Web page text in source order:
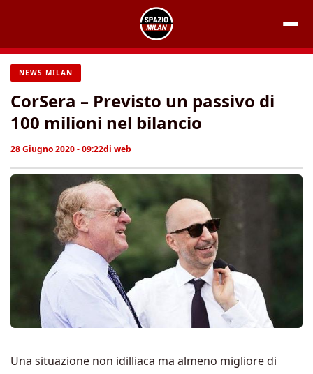
contenuto
NEWS MILAN
CorSera – Previsto un passivo di
100 milioni nel bilancio
28 Giugno 2020 - 09:22di web
Una situazione non idilliaca ma almeno migliore di